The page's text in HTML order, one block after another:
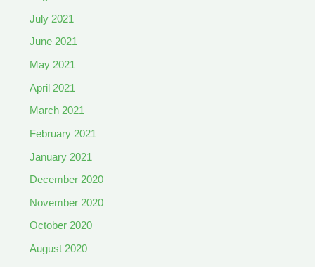
July 2021
June 2021
May 2021
April 2021
March 2021
February 2021
January 2021
December 2020
November 2020
October 2020
August 2020